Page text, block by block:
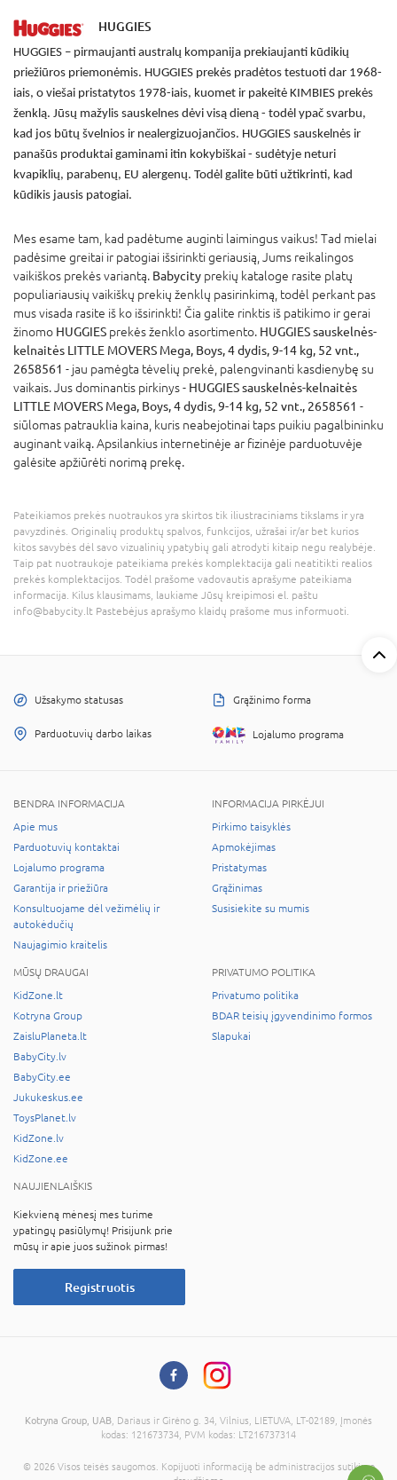
HUGGIES
HUGGIES – pirmaujanti australų kompanija prekiaujanti kūdikių
priežiūros priemonėmis. HUGGIES prekės pradėtos testuoti dar 1968-
iais, o viešai pristatytos 1978-iais, kuomet ir pakeitė KIMBIES prekės
ženklą. Jūsų mažylis sauskelnes dėvi visą dieną - todėl ypač svarbu,
kad jos būtų švelnios ir nealergizuojančios. HUGGIES sauskelnės ir
panašūs produktai gaminami itin kokybiškai - sudėtyje neturi
kvapiklių, parabenų, EU alergenų. Todėl galite būti užtikrinti, kad
kūdikis jausis patogiai.
Mes esame tam, kad padėtume auginti laimingus vaikus! Tad mielai
padėsime greitai ir patogiai išsirinkti geriausią, Jums reikalingos
vaikiškos prekės variantą. Babycity prekių kataloge rasite platų
populiariausių vaikiškų prekių ženklų pasirinkimą, todėl perkant pas
mus visada rasite iš ko išsirinkti! Čia galite rinktis iš patikimo ir gerai
žinomo HUGGIES prekės ženklo asortimento. HUGGIES sauskelnės-
kelnaitės LITTLE MOVERS Mega, Boys, 4 dydis, 9-14 kg, 52 vnt.,
2658561 - jau pamėgta tėvelių prekė, palengvinanti kasdienybę su
vaikais. Jus dominantis pirkinys - HUGGIES sauskelnės-kelnaitės
LITTLE MOVERS Mega, Boys, 4 dydis, 9-14 kg, 52 vnt., 2658561 -
siūlomas patrauklia kaina, kuris neabejotinai taps puikiu pagalbininku
auginant vaiką. Apsilankius internetinėje ar fizinėje parduotuvėje
galėsite apžiūrėti norimą prekę.
Pateikiamos prekės nuotraukos yra skirtos tik iliustraciniams tikslams ir yra
pavyzdinės. Originalių produktų spalvos, funkcijos, užrašai ir/ar bet kurios
kitos savybės dėl savo vizualinių ypatybių gali atrodyti kitaip negu realybėje.
Taip pat nuotraukoje pateikiama prekės komplektacija gali neatitikti realios
prekės komplektacijos. Todėl prašome vadovautis aprašyme pateikiama
informacija. Kilus klausimams, laukiame Jūsų kreipimosi el. paštu
info@babycity.lt Pastebėjus aprašymo klaidų prašome mus informuoti.
Užsakymo statusas Grąžinimo forma
Parduotuvių darbo laikas Lojalumo programa
BENDRA INFORMACIJA
Apie mus
Parduotuvių kontaktai
Lojalumo programa
Garantija ir priežiūra
Konsultuojame dėl vežimėlių ir
autokėdučių
Naujagimio kraitelis
INFORMACIJA PIRKĖJUI
Pirkimo taisyklės
Apmokėjimas
Pristatymas
Grąžinimas
Susisiekite su mumis
MŪSŲ DRAUGAI
KidZone.lt
Kotryna Group
ZaisluPlaneta.lt
BabyCity.lv
BabyCity.ee
Jukukeskus.ee
ToysPlanet.lv
KidZone.lv
KidZone.ee
PRIVATUMO POLITIKA
Privatumo politika
BDAR teisių įgyvendinimo formos
Slapukai
NAUJIENLAIŠKIS
Kiekvieną mėnesį mes turime
ypatingų pasiūlymų! Prisijunk prie
mūsų ir apie juos sužinok pirmas!
Registruotis
Kotryna Group, UAB , Dariaus ir Girėno g. 34, Vilnius, LIETUVA, LT-02189, Įmonės
kodas: 121673734, PVM kodas: LT216737314
© 2026 Visos teisės saugomos. Kopijuoti informaciją be administracijos sutikimo